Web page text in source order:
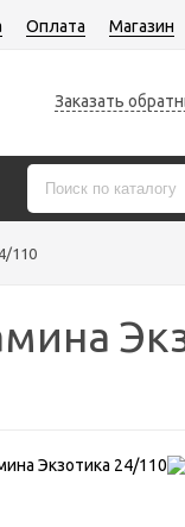
Оплата Магазин
Заказать
110